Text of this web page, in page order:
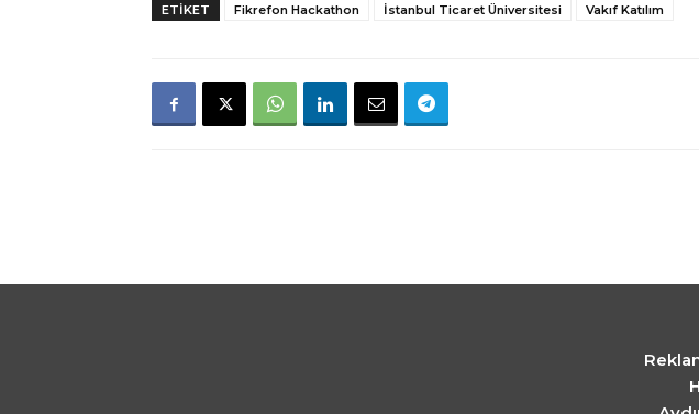
ETIKET Fikrefon Hackathon İstanbul Ticaret Üniversitesi Vakıf Katılım